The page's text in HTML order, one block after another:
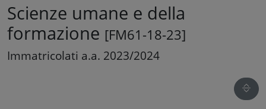
Scienze umane e della
formazione [FM61-18-23]
Immatricolati a.a. 2023/2024